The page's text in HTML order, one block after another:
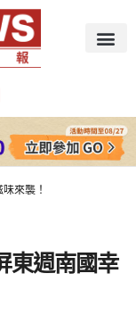
來襲！
東週南國幸